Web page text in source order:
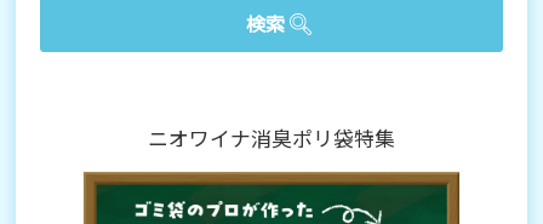
ニオワイナ消臭ポリ袋特集